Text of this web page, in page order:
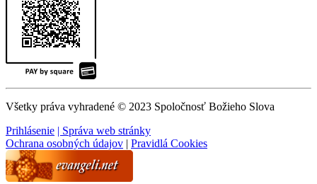
Všetky práva vyhradené © 2023 Spoločnosť Božieho Slova
Prihlásenie | Správa web stránky
Ochrana osobných údajov | Pravidlá Cookies